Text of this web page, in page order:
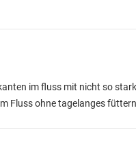
im fluss mit nicht so
Fluss ohne tagelanges